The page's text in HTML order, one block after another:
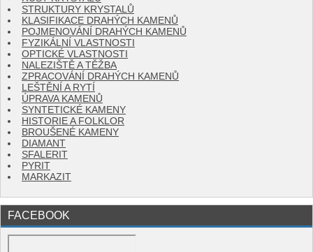
STRUKTURY KRYSTALŮ
KLASIFIKACE DRAHÝCH KAMENŮ
POJMENOVÁNÍ DRAHÝCH KAMENŮ
FYZIKÁLNÍ VLASTNOSTI
OPTICKÉ VLASTNOSTI
NALEZIŠTĚ A TĚŽBA
ZPRACOVÁNÍ DRAHÝCH KAMENŮ
LEŠTĚNÍ A RYTÍ
ÚPRAVA KAMENŮ
SYNTETICKÉ KAMENY
HISTORIE A FOLKLOR
BROUŠENÉ KAMENY
DIAMANT
SFALERIT
PYRIT
MARKAZIT
FACEBOOK